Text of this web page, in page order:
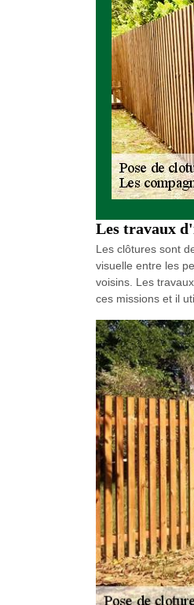
Les travaux
Les clôtures sont
visuelle entre les
voisins. Les
ces missions et il